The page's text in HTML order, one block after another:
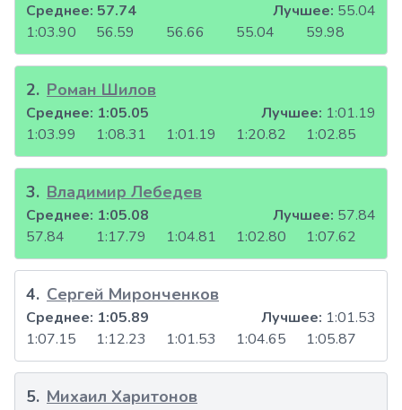
1:03.90 56.59 56.66 55.04 59.98
Среднее: 57.74 Лучшее: 55.04
2. Роман Шилов
1:03.99 1:08.31 1:01.19 1:20.82 1:02.85
Среднее: 1:05.05 Лучшее: 1:01.19
3. Владимир Лебедев
57.84 1:17.79 1:04.81 1:02.80 1:07.62
Среднее: 1:05.08 Лучшее: 57.84
4. Сергей Миронченков
1:07.15 1:12.23 1:01.53 1:04.65 1:05.87
Среднее: 1:05.89 Лучшее: 1:01.53
5. Михаил Харитонов